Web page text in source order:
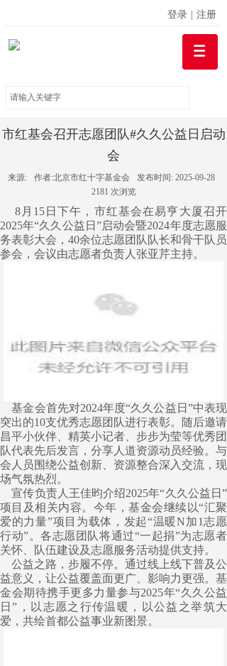
市红基会召开志愿团队#久久公益日启动
会
来源: 作者:北京市红十字基金会 发布时间: 2025-09-28
2181 次浏览
8月15日下午，市红基会在易亨大厦召开
2025年“久久公益日”启动会暨2024年度志愿服
务表彰大会，40余位志愿团队队长和骨干队员
参会，会议由志愿者负责人张亚芹主持。
基金会首先对2024年度“久久公益日”中表现
突出的10支优秀志愿团队进行表彰。随后邀请
昌平小伙伴、精英小记者、步步为莹等优秀团
队代表先后发言，分享人道资源动员经验。与
会人员围绕公益创新、资源整合深入交流，现
场气氛热烈。
宣传负责人王佳昀介绍2025年“久久公益日”
项目及相关内容。今年，基金会继续以“汇聚
爱的力量”项目为载体，发起“温暖N加1志愿
行动”。各志愿团队将通过“一起捐”为志愿者
关怀、队伍建设及志愿服务活动提供支持。
公益之路，步履不停。通过线上线下普及公
益意义，让公益覆盖面更广、影响力更强。基
金会期待携手更多力量参与2025年“久久公益
日”，以志愿之行传温暖，以公益之举筑大
爱，共绘首都公益事业新图景。
登录 注册